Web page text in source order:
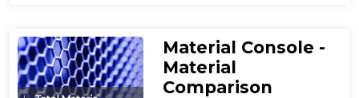
Material Console -
Material
Comparison